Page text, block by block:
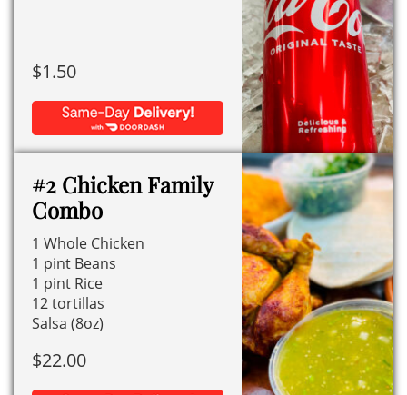
$1.50
#2 Chicken Family
Combo
1 Whole Chicken
1 pint Beans
1 pint Rice
12 tortillas
Salsa (8oz)
$22.00